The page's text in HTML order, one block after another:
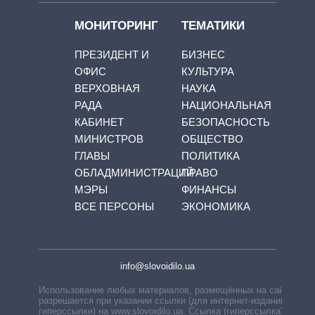
МОНИТОРИНГ
ПРЕЗИДЕНТ И
ОФИС
ВЕРХОВНАЯ
РАДА
КАБИНЕТ
МИНИСТРОВ
ГЛАВЫ
ОБЛАДМИНИСТРАЦИЙ
МЭРЫ
ВСЕ ПЕРСОНЫ
ТЕМАТИКИ
БИЗНЕС
КУЛЬТУРА
НАУКА
НАЦИОНАЛЬНАЯ
БЕЗОПАСНОСТЬ
ОБЩЕСТВО
ПОЛИТИКА
ПРАВО
ФИНАНСЫ
ЭКОНОМИКА
info@slovoidilo.ua
Использование любых материалов, размещённых на сайте,
разрешается при указании ссылки (для интернет-изданий —
гиперссылки) на www.slovoidilo.ua. Ссылка (гиперссылка)